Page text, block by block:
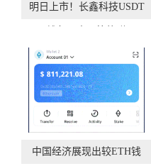
明日上市！长鑫科技USDT
中国经济展现出较ETH钱